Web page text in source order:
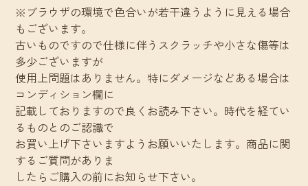
※ブラウザの環境で色合いが若干違うように見える場合
もございます。
古いものですので仕様に伴うスクラッチや小さな傷等は
多少ございますが
使用上問題はありません。特にダメージなどある場合は
コンディション欄に
記載しておりますので良くお読み下さい。時代を経てい
るものとのご認識で
お買い上げ下さいますようお願いいたします。商品に関
するご質問がありま
したらご購入の前にお知らせ下さい。